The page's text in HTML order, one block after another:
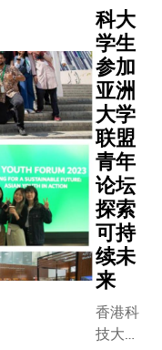
蕴藏丰富
资源。面
对蓝色经
济机遇，
我们该如
何利用创
新推动海
洋科技，
实现可持
续发展?
香港科技
大学(科
大)日前
举办全球
对话系列
研讨会，
科大
学生
参加
亚洲
大学
联盟
青年
论坛
探索
可持
续未
来
香港科
技大学